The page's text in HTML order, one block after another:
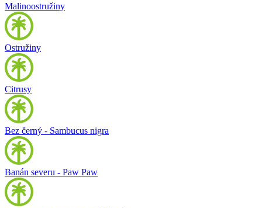
Malinoostružiny
Ostružiny
Citrusy
Bez černý - Sambucus nigra
Banán severu - Paw Paw